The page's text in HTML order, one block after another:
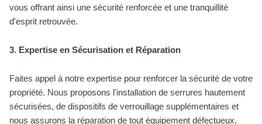
vous offrant ainsi une sécurité renforcée et une tranquillité
d'esprit retrouvée.
3. Expertise en Sécurisation et Réparation
Faites appel à notre expertise pour renforcer la sécurité de votre
propriété. Nous proposons l'installation de serrures hautement
sécurisées, de dispositifs de verrouillage supplémentaires et
nous assurons la réparation de tout équipement défectueux.